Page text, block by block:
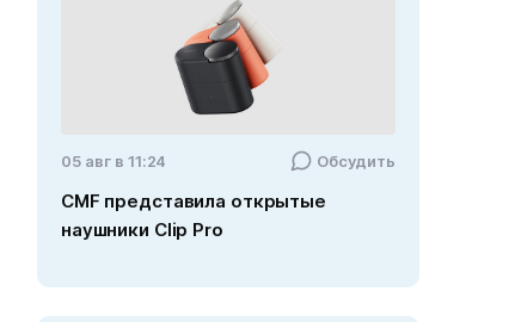
05 авг в 11:24 Обсудить
CMF представила открытые
наушники Clip Pro